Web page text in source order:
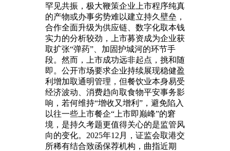
罕见共振，极大鞭策企业上市程序纯真
的产物或办事劣势难以建立持久壁垒，
合作全面升级为供应链、数字化取本钱
实力的分析较劲，上市募资成为企业获
取扩张“弹药”、加固护城河的环节手
段。然而，上市成功远非起点，挑和随
即。公开市场要求企业持续展现稳健盈
利增加取通明管理，但餐饮业本身易受
经济波动、消费趋向取食物平安事务影
响，若何维持“增收又增利”，避免陷入
以往一些上市餐企“上市即巅峰”的窘
境，是持久考题更值得关心的是监管风
向的变化。2025年12月，证监会取港交
所稀有结合致函保荐机构，曲指近期